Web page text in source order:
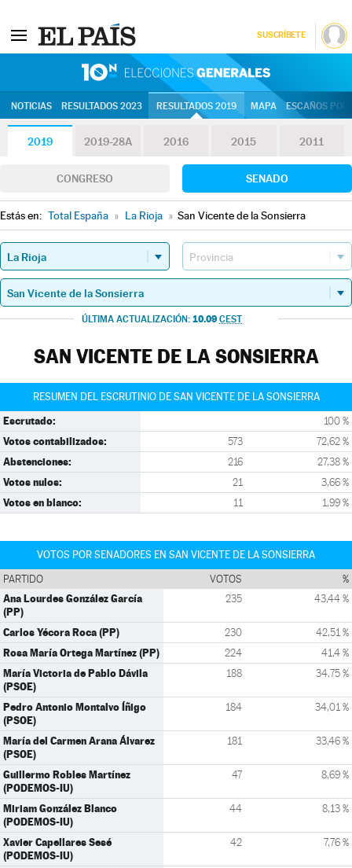
SUSCRÍBETE
NOTICIAS RESULTADOS 2023 RESULTADOS 2019 MAPA ESCAÑOS
2019 2019-28A 2016 2015 2011
CONGRESO SENADO
Estás en: Total España » La Rioja » San Vicente de la Sonsierra
ÚLTIMA ACTUALIZACIÓN: 10.09 CEST
SAN VICENTE DE LA SONSIERRA
RESUMEN DEL ESCRUTINIO DE SAN VICENTE DE LA SONSIERRA
Escrutado: 100 %
Votos contabilizados: 573 72,62 %
Abstenciones: 216 27,38 %
Votos nulos: 21 3,66 %
Votos en blanco: 11 1,99 %
VOTOS POR SENADORES EN SAN VICENTE DE LA SONSIERRA
PARTIDO VOTOS %
Ana Lourdes González García
(PP)
235 43,44 %
Carlos Yécora Roca (PP) 230 42,51 %
Rosa María Ortega Martínez (PP) 224 41,4 %
María Victoria de Pablo Dávila
(PSOE)
188 34,75 %
Pedro Antonio Montalvo Íñigo
(PSOE)
184 34,01 %
María del Carmen Arana Álvarez
(PSOE)
181 33,46 %
Guillermo Robles Martínez
(PODEMOS-IU)
47 8,69 %
Miriam González Blanco
(PODEMOS-IU)
44 8,13 %
Xavier Capellares Sesé
(PODEMOS-IU)
42 7,76 %